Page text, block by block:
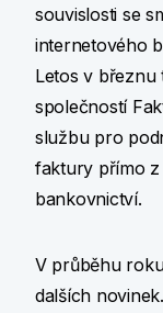
souvislosti se
internetového
Letos v březnu
společností
službu pro
faktury přímo
bankovnictví.
V průběhu
dalších